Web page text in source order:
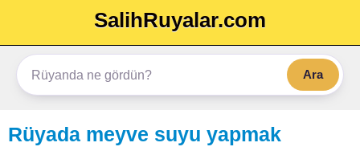
SalihRuyalar.com
Ara
Rüyada meyve suyu yapmak